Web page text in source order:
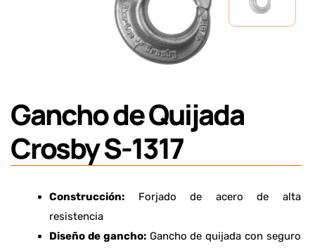
Gancho de Quijada
Crosby S-1317
Construcción: Forjado de acero de alta
resistencia
Diseño de gancho:Gancho de quijada con seguro